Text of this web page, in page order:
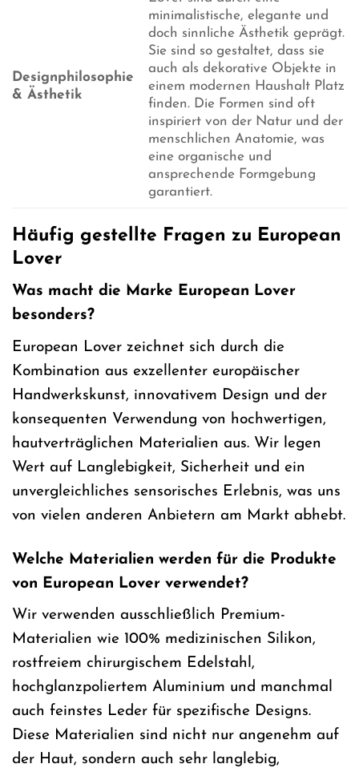
Designphilosophie
& Ästhetik
minimalistische, elegante und
doch sinnliche Ästhetik geprägt.
Sie sind so gestaltet, dass sie
auch als dekorative Objekte in
einem modernen Haushalt Platz
finden. Die Formen sind oft
inspiriert von der Natur und der
menschlichen Anatomie, was
eine organische und
ansprechende Formgebung
garantiert.
Häufig gestellte Fragen zu European
Lover
Was macht die Marke European Lover
besonders?
European Lover zeichnet sich durch die
Kombination aus exzellenter europäischer
Handwerkskunst, innovativem Design und der
konsequenten Verwendung von hochwertigen,
hautverträglichen Materialien aus. Wir legen
Wert auf Langlebigkeit, Sicherheit und ein
unvergleichliches sensorisches Erlebnis, was uns
von vielen anderen Anbietern am Markt abhebt.
Welche Materialien werden für die Produkte
von European Lover verwendet?
Wir verwenden ausschließlich Premium-
Materialien wie 100% medizinischen Silikon,
rostfreiem chirurgischem Edelstahl,
hochglanzpoliertem Aluminium und manchmal
auch feinstes Leder für spezifische Designs.
Diese Materialien sind nicht nur angenehm auf
der Haut, sondern auch sehr langlebig,